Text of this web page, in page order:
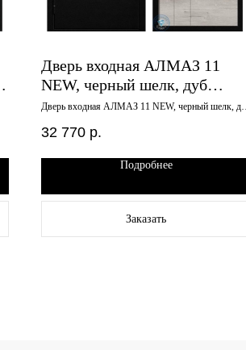
Дверь входная АЛМАЗ 11
NEW, черный шелк, дуб
арктик, 880*2050 левая
Дверь входная АЛМАЗ 11 NEW, черный шелк, дуб
32 770 р.
Подробнее
Заказать